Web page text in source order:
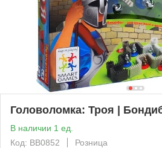
Головоломка: Троя |
В наличии 1 ед.
Код: BB0852
Розница